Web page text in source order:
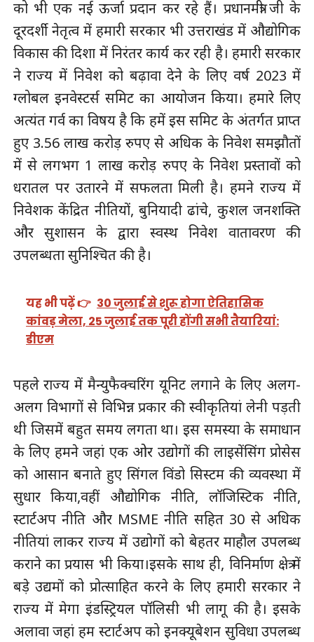
को भी एक नई ऊर्जा प्रदान कर रहे हैं। प्रधानमंत्री जी के
दूरदर्शी नेतृत्व में हमारी सरकार भी उत्तराखंड में औद्योगिक
विकास की दिशा में निरंतर कार्य कर रही है। हमारी सरकार
ने राज्य में निवेश को बढ़ावा देने के लिए वर्ष 2023 में
ग्लोबल इनवेस्टर्स समिट का आयोजन किया। हमारे लिए
अत्यंत गर्व का विषय है कि हमें इस समिट के अंतर्गत प्राप्त
हुए 3.56 लाख करोड़ रुपए से अधिक के निवेश समझौतों
में से लगभग 1 लाख करोड़ रुपए के निवेश प्रस्तावों को
धरातल पर उतारने में सफलता मिली है। हमने राज्य में
निवेशक केंद्रित नीतियों, बुनियादी ढांचे, कुशल जनशक्ति
और सुशासन के द्वारा स्वस्थ निवेश वातावरण की
उपलब्धता सुनिश्चित की है।
यह भी पढ़ें 👉 30 जुलाई से शुरू होगा ऐतिहासिक
कांवड़ मेला, 25 जुलाई तक पूरी होंगी सभी तैयारियां:
डीएम
पहले राज्य में मैन्युफैक्चरिंग यूनिट लगाने के लिए अलग-
अलग विभागों से विभिन्न प्रकार की स्वीकृतियां लेनी पड़ती
थी जिसमें बहुत समय लगता था। इस समस्या के समाधान
के लिए हमने जहां एक ओर उद्योगों की लाइसेंसिंग प्रोसेस
को आसान बनाते हुए सिंगल विंडो सिस्टम की व्यवस्था में
सुधार किया,वहीं औद्योगिक नीति, लॉजिस्टिक नीति,
स्टार्टअप नीति और MSME नीति सहित 30 से अधिक
नीतियां लाकर राज्य में उद्योगों को बेहतर माहौल उपलब्ध
कराने का प्रयास भी किया।इसके साथ ही, विनिर्माण क्षेत्र में
बड़े उद्यमों को प्रोत्साहित करने के लिए हमारी सरकार ने
राज्य में मेगा इंडस्ट्रियल पॉलिसी भी लागू की है। इसके
अलावा जहां हम स्टार्टअप को इनक्यूबेशन सुविधा उपलब्ध